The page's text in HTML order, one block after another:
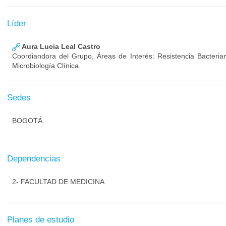
Líder
Aura Lucia Leal Castro
Coordiandora del Grupo, Áreas de Interés: Resistencia
Microbiología Clínica.
Sedes
BOGOTÁ
Dependencias
2- FACULTAD DE MEDICINA
Planes de estudio